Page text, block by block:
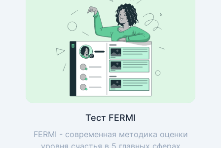
Тест FERMI
FERMI - современная методика оценки
уровня счастья в 5 главных сферах